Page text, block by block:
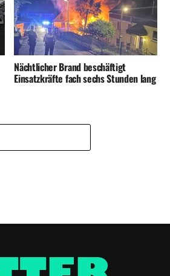
Nächtlicher Brand beschäftigt
Einsatzkräfte fach sechs Stunden lang